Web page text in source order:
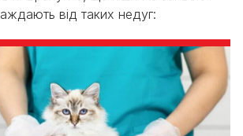
від таких недуг: